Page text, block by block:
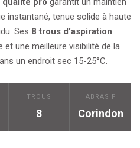
instantané, tenue solide à haute
Ses 8 trous d'aspiration
une meilleure visibilité de la
un endroit sec 15-25°C.
TROUS
8
ABRASIF
Corindon